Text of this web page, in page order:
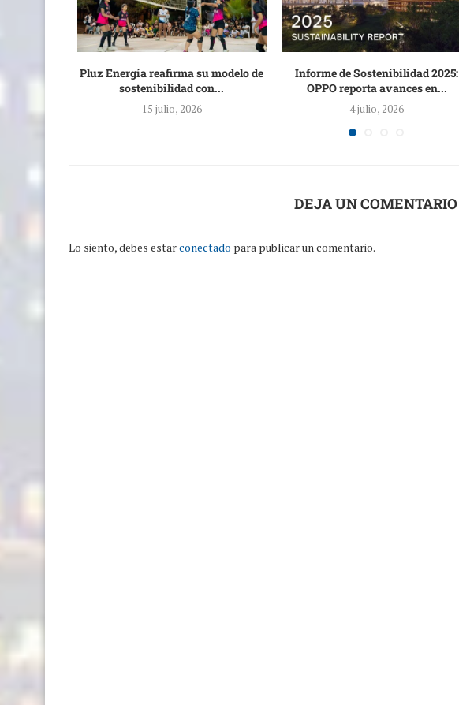
Pluz Energía reafirma su modelo de
sostenibilidad con...
15 julio, 2026
Informe de Sostenibilidad 2025:
OPPO reporta avances en...
4 julio, 2026
DEJA UN COMENTARIO
Lo siento, debes estarconectado para publicar un comentario.